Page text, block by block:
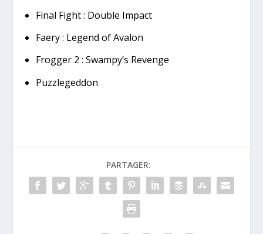
Final Fight : Double Impact
Faery : Legend of Avalon
Frogger 2 : Swampy’s Revenge
Puzzlegeddon
PARTAGER: